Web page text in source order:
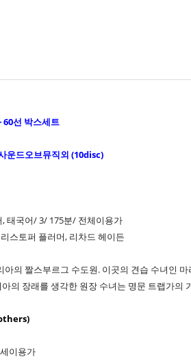
선 박스세트
운드오브뮤직외 (10disc)
태국어/ 3/ 175분/ 전체이용가
스토퍼 플러머, 리차드 헤이든
의 짤스부르그 수도원. 이곳의 견습 수녀인
의 장래를 생각한 원장 수녀는 명문 트랩가의
이용가